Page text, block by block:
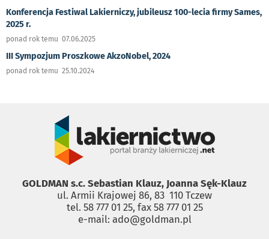
Konferencja Festiwal Lakierniczy, jubileusz 100-lecia firmy Sames,
2025 r.
ponad rok temu 07.06.2025
III Sympozjum Proszkowe AkzoNobel, 2024
ponad rok temu 25.10.2024
GOLDMAN s.c. Sebastian Klauz, Joanna Sęk-Klauz
ul. Armii Krajowej 86, 83 ­ 110 Tczew
tel. 58 777 01 25, fax 58 777 01 25
e-mail: ado@goldman.pl